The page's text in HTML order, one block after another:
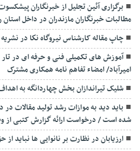
مطالبات خبرنگاران مازندران در داخل
چاپ مقاله کارشناس نيروگاه نكا در نشریه
آموزش های تکمیلی فنی و حرفه ای در
امیرآباد/ امضاء تفاهم نامه همکاری مشترک
شلیک تیراندازان بخش چهاردانگه به
باید دید به موازات رشد تولید مقالات
شده است / درخواست ارائه گزارش کتبی از
ارزیابان در نظارت بر نانوایی ها نباید